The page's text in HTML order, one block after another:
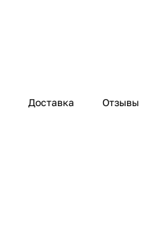
Доставка Отзывы